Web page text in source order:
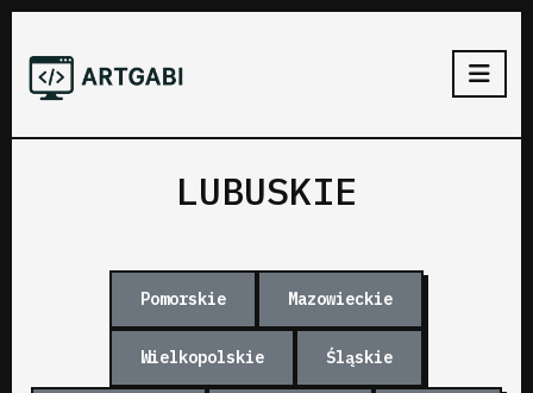
LUBUSKIE
Pomorskie Mazowieckie
Wielkopolskie Śląskie